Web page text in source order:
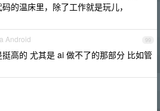
的温床里，除了工作就是玩儿，
99
Android
高的 尤其是 ai 做不了的那部分 比如管